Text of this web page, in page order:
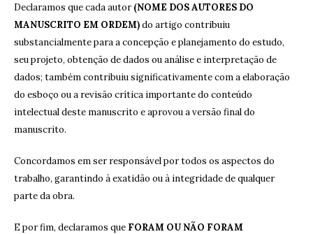
Declaramos que cada autor(NOME DOS AUTORES DO
MANUSCRITO EM ORDEM)do artigo contribuiu
substancialmente para a concepção e planejamento do estudo,
seu projeto, obtenção de dados ou análise e interpretação de
dados; também contribuiu significativamente com a elaboração
do esboço ou a revisão crítica importante do conteúdo
intelectual deste manuscrito e aprovou a versão final do
manuscrito.
Concordamos em ser responsável por todos os aspectos do
trabalho, garantindo à exatidão ou à integridade de qualquer
parte da obra.
E por fim, declaramos que FORAM OU NÃO FORAM